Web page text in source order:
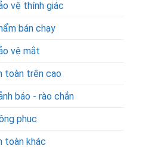
vệ thính giác
bán chạy
vệ mắt
toàn trên cao
báo - rào chắn
phục
toàn khác